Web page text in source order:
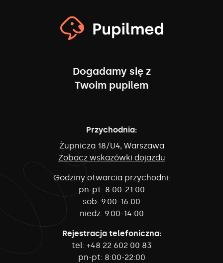
Dogadamy się z
Twoim pupilem
Przychodnia:
Żupnicza 18/U4, Warszawa
Zobacz wskazówki dojazdu
Godziny otwarcia przychodni:
pn-pt: 8:00-21:00
sob: 9:00-16:00
niedz: 9:00-14:00
Rejestracja telefoniczna:
tel: +48 22 602 00 83
pn-pt: 8:00-22:00